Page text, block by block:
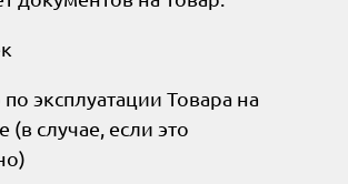
эксплуатации Товара на
(в случае, если это